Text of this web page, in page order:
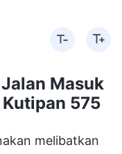
Masuk
575
melibatkan